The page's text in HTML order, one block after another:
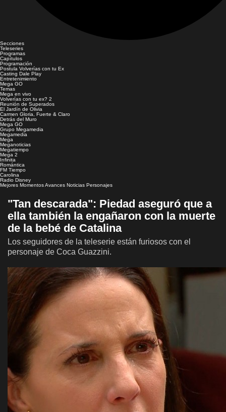
Secciones
Teleseries
Programas
Capítulos
Programación
Postula Volverías con tu Ex
Casting Dale Play
Entretenimiento
Mega GO
Temas
Mega en vivo
Volverías con tu ex? 2
Reunión de Superados
El Jardín de Olivia
Carmen Gloria, Fuerte & Claro
Detrás del Muro
Mega GO
Grupo Megamedia
Megamedia
Mega
Meganoticias
Megatiempo
Mega 2
Infinita
Romántica
FM Tiempo
Carolina
Radio Disney
Mejores MomentosAvances Noticias Personajes
"Tan descarada": Piedad aseguró que a
ella también la engañaron con la muerte
de la bebé de Catalina
Los seguidores de la teleserie están furiosos con el
personaje de Coca Guazzini.